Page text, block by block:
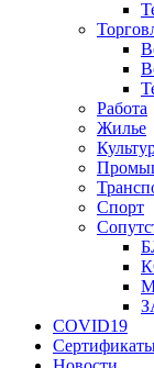
Работа
Жилье
Спорт
COVID19